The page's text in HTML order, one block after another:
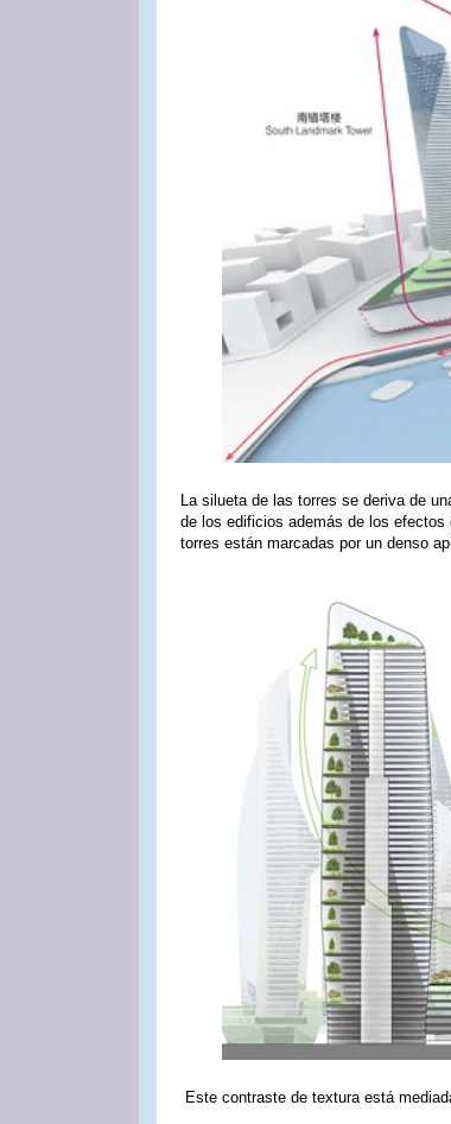
La silueta de las torres se deriva de
de los edificios además de los
torres están marcadas por un denso
Este contraste de textura está